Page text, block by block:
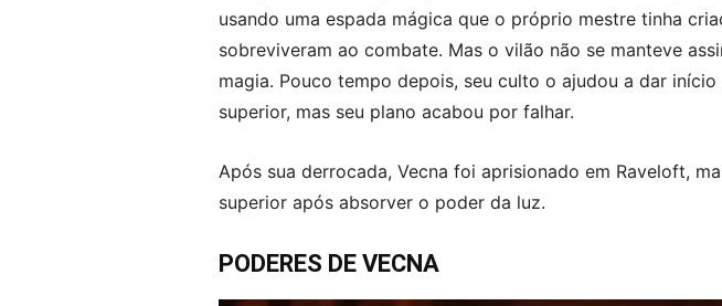
usando uma espada mágica que o próprio mestre tinha
sobreviveram ao combate. Mas o vilão não se manteve
magia. Pouco tempo depois, seu culto o ajudou a dar
superior, mas seu plano acabou por falhar.
Após sua derrocada, Vecna foi aprisionado em Raveloft,
superior após absorver o poder da luz.
PODERES DE VECNA